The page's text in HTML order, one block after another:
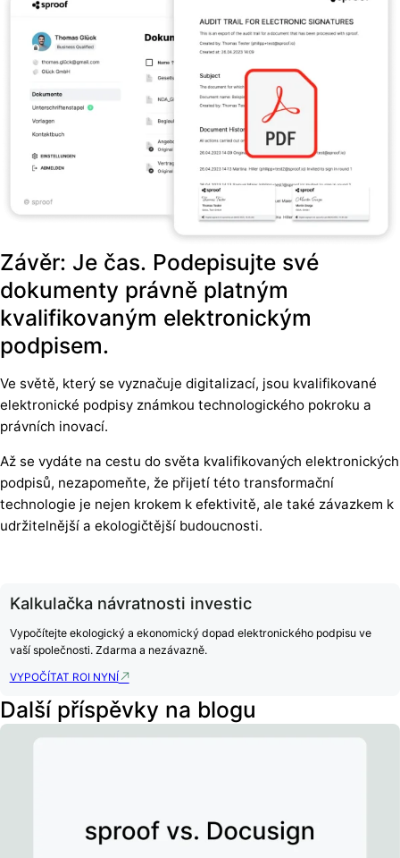
Závěr: Je čas. Podepisujte své
dokumenty právně platným
kvalifikovaným elektronickým
podpisem.
Ve světě, který se vyznačuje digitalizací, jsou kvalifikované
elektronické podpisy známkou technologického pokroku a
právních inovací.
Až se vydáte na cestu do světa kvalifikovaných elektronických
podpisů, nezapomeňte, že přijetí této transformační
technologie je nejen krokem k efektivitě, ale také závazkem k
udržitelnější a ekologičtější budoucnosti.
Kalkulačka návratnosti investic
Vypočítejte ekologický a ekonomický dopad elektronického podpisu ve
vaší společnosti. Zdarma a nezávazně.
VYPOČÍTAT ROI NYNÍ
Další příspěvky na blogu